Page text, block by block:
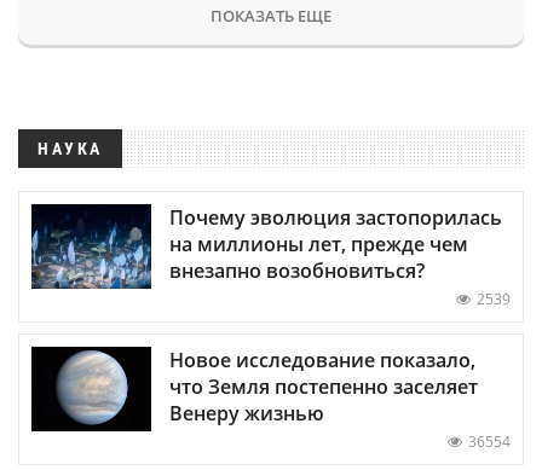
ПОКАЗАТЬ ЕЩЕ
НАУКА
Почему эволюция застопорилась
на миллионы лет, прежде чем
внезапно возобновиться?
2539
Новое исследование показало,
что Земля постепенно заселяет
Венеру жизнью
36554